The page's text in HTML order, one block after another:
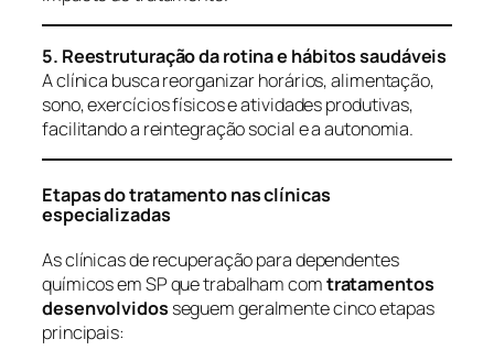
5. Reestruturação da rotina e hábitos saudáveis
A clínica busca reorganizar horários, alimentação,
sono, exercícios físicos e atividades produtivas,
facilitando a reintegração social e a autonomia.
Etapas do tratamento nas clínicas
especializadas
As clínicas de recuperação para dependentes
químicos em SP que trabalham comtratamentos
desenvolvidos seguem geralmente cinco etapas
principais: